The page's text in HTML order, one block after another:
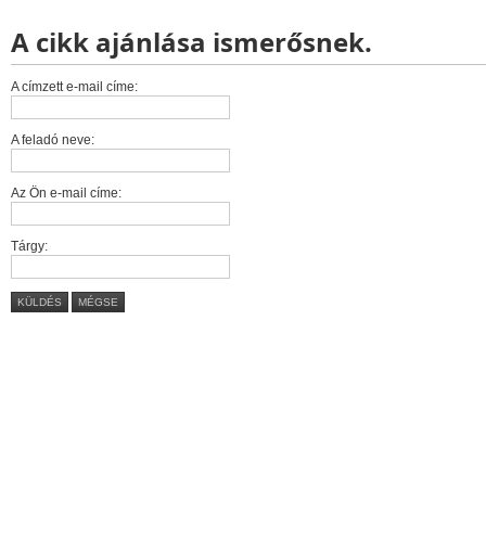
A cikk ajánlása ismerősnek.
A címzett e-mail címe:
A feladó neve:
Az Ön e-mail címe:
Tárgy:
KÜLDÉS MÉGSE